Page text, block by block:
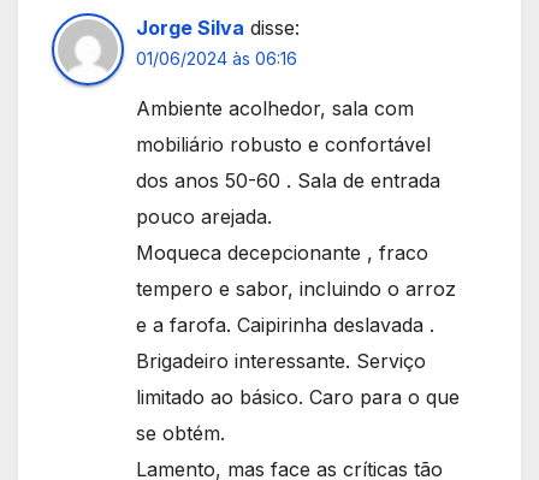
Jorge Silva disse:
01/06/2024 às 06:16
Ambiente acolhedor, sala com
mobiliário robusto e confortável
dos anos 50-60 . Sala de entrada
pouco arejada.
Moqueca decepcionante , fraco
tempero e sabor, incluindo o arroz
e a farofa. Caipirinha deslavada .
Brigadeiro interessante. Serviço
limitado ao básico. Caro para o que
se obtém.
Lamento, mas face as críticas tão